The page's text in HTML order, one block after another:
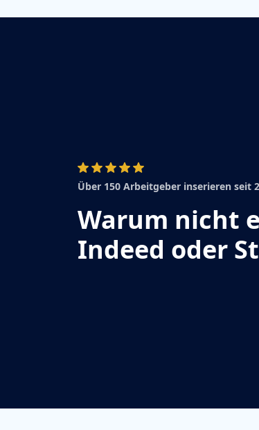
Über 150 Arbeitgeber inserieren seit
Warum nicht
Indeed oder